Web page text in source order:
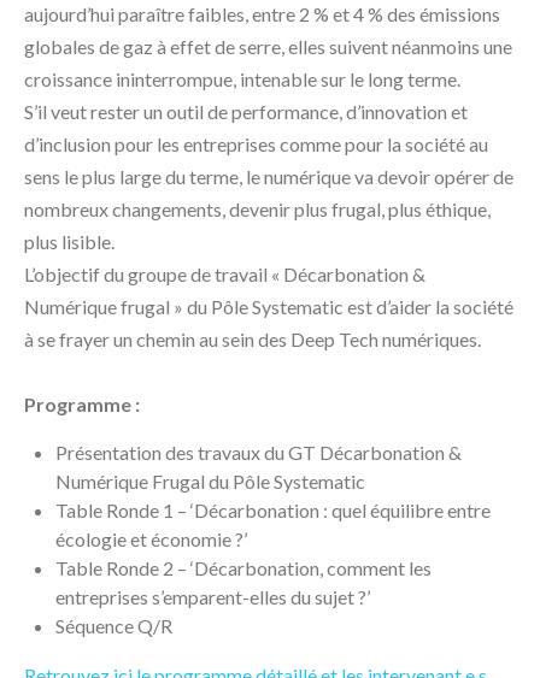
aujourd’hui paraître faibles, entre 2 % et 4 % des émissions
globales de gaz à effet de serre, elles suivent néanmoins une
croissance ininterrompue, intenable sur le long terme.
S’il veut rester un outil de performance, d’innovation et
d’inclusion pour les entreprises comme pour la société au
sens le plus large du terme, le numérique va devoir opérer de
nombreux changements, devenir plus frugal, plus éthique,
plus lisible.
L’objectif du groupe de travail « Décarbonation &
Numérique frugal » du Pôle Systematic est d’aider la société
à se frayer un chemin au sein des Deep Tech numériques.
Programme :
Présentation des travaux du GT Décarbonation &
Numérique Frugal du Pôle Systematic
Table Ronde 1 – ‘Décarbonation : quel équilibre entre
écologie et économie ?’
Table Ronde 2 – ‘Décarbonation, comment les
entreprises s’emparent-elles du sujet ?’
Séquence Q/R